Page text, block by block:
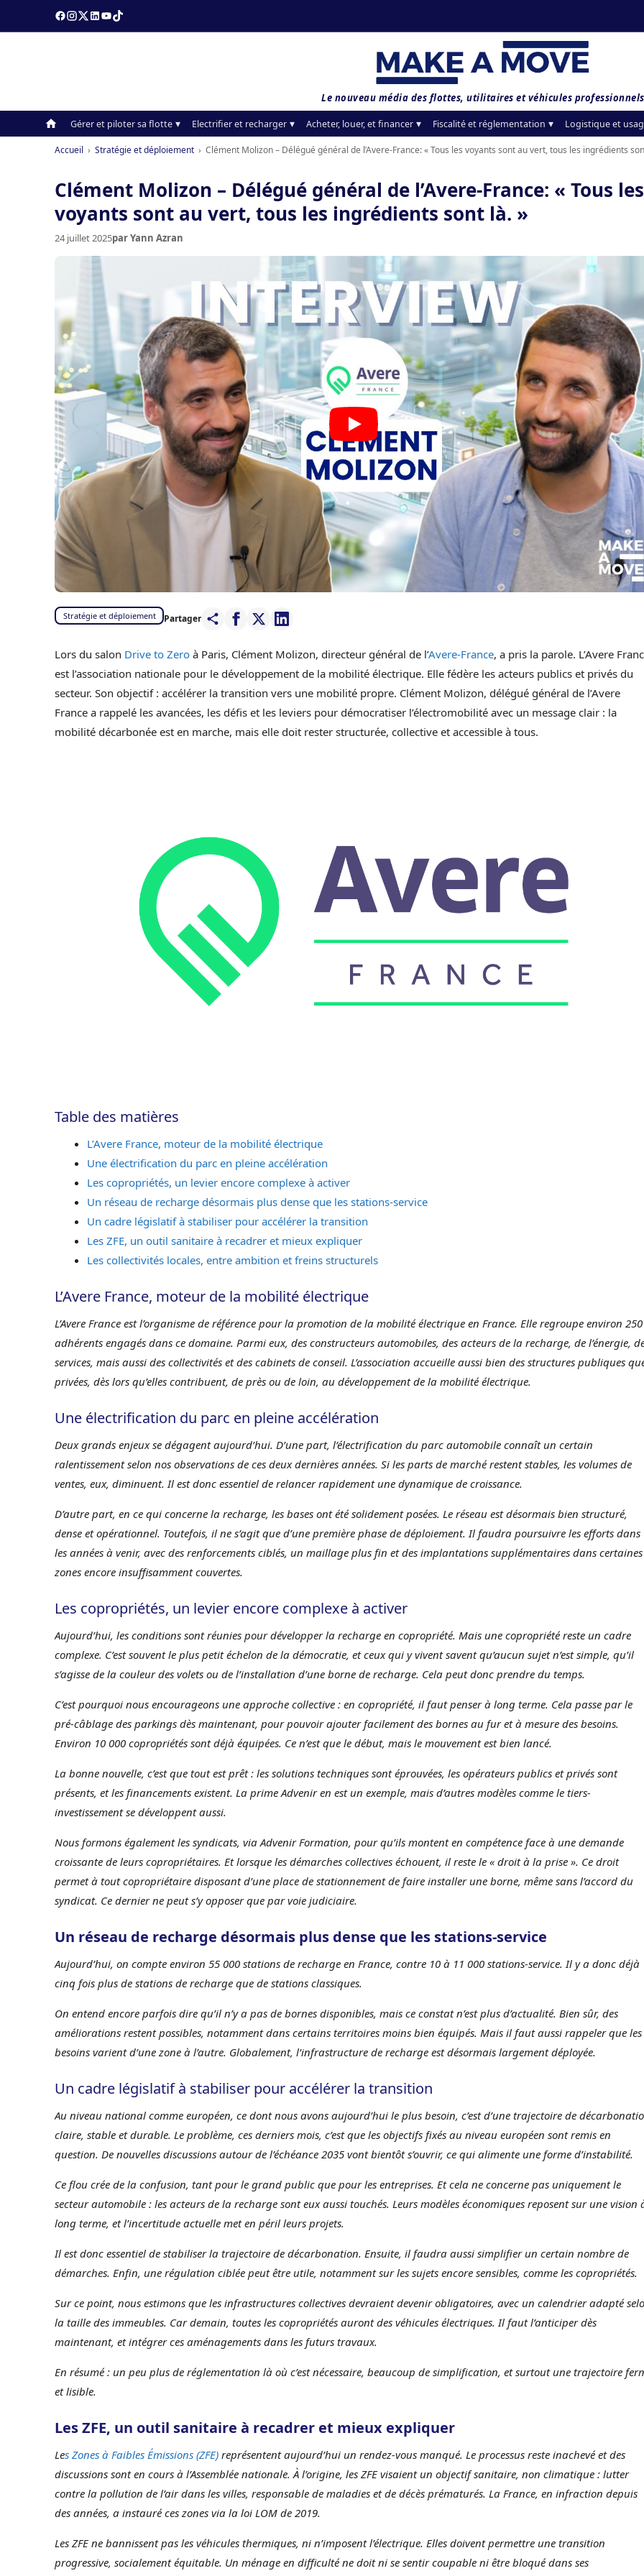
Le nouveau média des flottes, utilitaires et véhicules professionnels
Gérer et piloter sa flotte Electrifier et recharger Acheter, louer, et financer Fiscalité et réglementation Logistique et
Accueil › Stratégie et déploiement › Clément Molizon – Délégué général de l’Avere-France: « Tous les voyants sont au vert, tous les ingrédients
Clément Molizon – Délégué général de l’Avere-France: « Tous les
voyants sont au vert, tous les ingrédients sont là. »
24 juillet 2025par Yann Azran
Stratégie et déploiement Partager
Lors du salon Drive to Zero à Paris, Clément Molizon, directeur général de l’Avere-France, a pris la parole. L’Avere
est l’association nationale pour le développement de la mobilité électrique. Elle fédère les acteurs publics et privés du
secteur. Son objectif : accélérer la transition vers une mobilité propre. Clément Molizon, délégué général de l’Avere
France a rappelé les avancées, les défis et les leviers pour démocratiser l’électromobilité avec un message clair : la
mobilité décarbonée est en marche, mais elle doit rester structurée, collective et accessible à tous.
Table des matières
L’Avere France, moteur de la mobilité électrique
Une électrification du parc en pleine accélération
Les copropriétés, un levier encore complexe à activer
Un réseau de recharge désormais plus dense que les stations-service
Un cadre législatif à stabiliser pour accélérer la transition
Les ZFE, un outil sanitaire à recadrer et mieux expliquer
Les collectivités locales, entre ambition et freins structurels
L’Avere France, moteur de la mobilité électrique
L’Avere France est l’organisme de référence pour la promotion de la mobilité électrique en France. Elle regroupe environ 250
adhérents engagés dans ce domaine. Parmi eux, des constructeurs automobiles, des acteurs de la recharge, de l’énergie,
services, mais aussi des collectivités et des cabinets de conseil. L’association accueille aussi bien des structures publiques
privées, dès lors qu’elles contribuent, de près ou de loin, au développement de la mobilité électrique.
Une électrification du parc en pleine accélération
Deux grands enjeux se dégagent aujourd’hui. D’une part, l’électrification du parc automobile connaît un certain
ralentissement selon nos observations de ces deux dernières années. Si les parts de marché restent stables, les volumes de
ventes, eux, diminuent. Il est donc essentiel de relancer rapidement une dynamique de croissance.
D’autre part, en ce qui concerne la recharge, les bases ont été solidement posées. Le réseau est désormais bien structuré,
dense et opérationnel. Toutefois, il ne s’agit que d’une première phase de déploiement. Il faudra poursuivre les efforts dans
les années à venir, avec des renforcements ciblés, un maillage plus fin et des implantations supplémentaires dans certaines
zones encore insuffisamment couvertes.
Les copropriétés, un levier encore complexe à activer
Aujourd’hui, les conditions sont réunies pour développer la recharge en copropriété. Mais une copropriété reste un cadre
complexe. C’est souvent le plus petit échelon de la démocratie, et ceux qui y vivent savent qu’aucun sujet n’est simple, qu’il
s’agisse de la couleur des volets ou de l’installation d’une borne de recharge. Cela peut donc prendre du temps.
C’est pourquoi nous encourageons une approche collective : en copropriété, il faut penser à long terme. Cela passe par le
pré-câblage des parkings dès maintenant, pour pouvoir ajouter facilement des bornes au fur et à mesure des besoins.
Environ 10 000 copropriétés sont déjà équipées. Ce n’est que le début, mais le mouvement est bien lancé.
La bonne nouvelle, c’est que tout est prêt : les solutions techniques sont éprouvées, les opérateurs publics et privés sont
présents, et les financements existent. La prime Advenir en est un exemple, mais d’autres modèles comme le tiers-
investissement se développent aussi.
Nous formons également les syndicats, via Advenir Formation, pour qu’ils montent en compétence face à une demande
croissante de leurs copropriétaires. Et lorsque les démarches collectives échouent, il reste le « droit à la prise ». Ce droit
permet à tout copropriétaire disposant d’une place de stationnement de faire installer une borne, même sans l’accord du
syndicat. Ce dernier ne peut s’y opposer que par voie judiciaire.
Un réseau de recharge désormais plus dense que les stations-service
Aujourd’hui, on compte environ 55 000 stations de recharge en France, contre 10 à 11 000 stations-service. Il y a donc déjà
cinq fois plus de stations de recharge que de stations classiques.
On entend encore parfois dire qu’il n’y a pas de bornes disponibles, mais ce constat n’est plus d’actualité. Bien sûr, des
améliorations restent possibles, notamment dans certains territoires moins bien équipés. Mais il faut aussi rappeler que les
besoins varient d’une zone à l’autre. Globalement, l’infrastructure de recharge est désormais largement déployée.
Un cadre législatif à stabiliser pour accélérer la transition
Au niveau national comme européen, ce dont nous avons aujourd’hui le plus besoin, c’est d’une trajectoire de
claire, stable et durable. Le problème, ces derniers mois, c’est que les objectifs fixés au niveau européen sont remis en
question. De nouvelles discussions autour de l’échéance 2035 vont bientôt s’ouvrir, ce qui alimente une forme d’instabilité.
Ce flou crée de la confusion, tant pour le grand public que pour les entreprises. Et cela ne concerne pas uniquement le
secteur automobile : les acteurs de la recharge sont eux aussi touchés. Leurs modèles économiques reposent sur une vision
long terme, et l’incertitude actuelle met en péril leurs projets.
Il est donc essentiel de stabiliser la trajectoire de décarbonation. Ensuite, il faudra aussi simplifier un certain nombre de
démarches. Enfin, une régulation ciblée peut être utile, notamment sur les sujets encore sensibles, comme les copropriétés.
Sur ce point, nous estimons que les infrastructures collectives devraient devenir obligatoires, avec un calendrier adapté
la taille des immeubles. Car demain, toutes les copropriétés auront des véhicules électriques. Il faut l’anticiper dès
maintenant, et intégrer ces aménagements dans les futurs travaux.
En résumé : un peu plus de réglementation là où c’est nécessaire, beaucoup de simplification, et surtout une trajectoire
et lisible.
Les ZFE, un outil sanitaire à recadrer et mieux expliquer
Les Zones à Faibles Émissions (ZFE) représentent aujourd’hui un rendez-vous manqué. Le processus reste inachevé et des
discussions sont en cours à l’Assemblée nationale. À l’origine, les ZFE visaient un objectif sanitaire, non climatique : lutter
contre la pollution de l’air dans les villes, responsable de maladies et de décès prématurés. La France, en infraction depuis
des années, a instauré ces zones via la loi LOM de 2019.
Les ZFE ne bannissent pas les véhicules thermiques, ni n’imposent l’électrique. Elles doivent permettre une transition
progressive, socialement équitable. Un ménage en difficulté ne doit ni se sentir coupable ni être bloqué dans ses